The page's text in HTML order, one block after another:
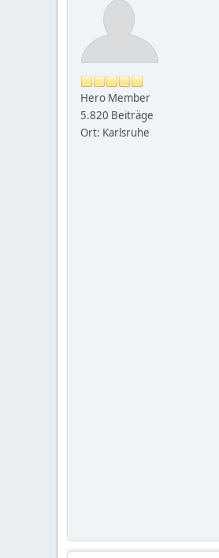
Hero Member
5.820 Beiträge
Ort: Karlsruhe